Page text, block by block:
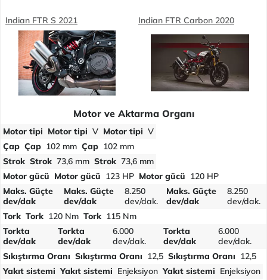
Indian FTR S 2021 Indian FTR Carbon 2020
Motor ve Aktarma Organı
Motor tipi Motor tipi V Motor tipi V
Çap Çap 102 mm Çap 102 mm
Strok Strok 73,6 mm Strok 73,6 mm
Motor gücü Motor gücü 123 HP Motor gücü 120 HP
Maks. Güçte
dev/dak
Maks. Güçte
dev/dak
8.250
dev/dak.
Maks. Güçte
dev/dak
8.250
dev/dak.
Tork Tork 120 Nm Tork 115 Nm
Torkta
dev/dak
Torkta
dev/dak
6.000
dev/dak.
Torkta
dev/dak
6.000
dev/dak.
Sıkıştırma Oranı Sıkıştırma Oranı 12,5 Sıkıştırma Oranı 12,5
Yakıt sistemi Yakıt sistemi Enjeksiyon Yakıt sistemi Enjeksiyon